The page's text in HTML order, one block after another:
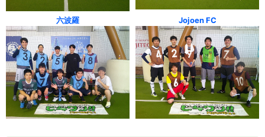
六波羅 Jojoen FC